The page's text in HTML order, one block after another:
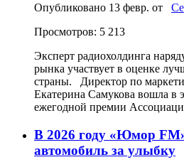
Опубликовано 13 февр. от
Просмотров: 5 213
Эксперт радиохолдинга
рынка участвует в оценке
страны. Директор по
Екатерина Самукова вошла в
ежегодной премии
В 2026 году «Юмор
автомобиль за улыбку